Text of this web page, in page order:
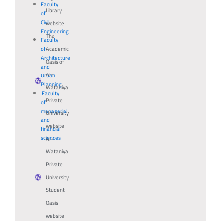
Faculty
of
Civil
Engineering
Faculty
of
Architecture
and
Urban
Planning
Faculty
of
managerial
and
financial
sciences
Library
website
The
Academic
Oasis of
Al-
Wataniya
Private
University
website
Al-
Wataniya
Private
University
Student
Oasis
website